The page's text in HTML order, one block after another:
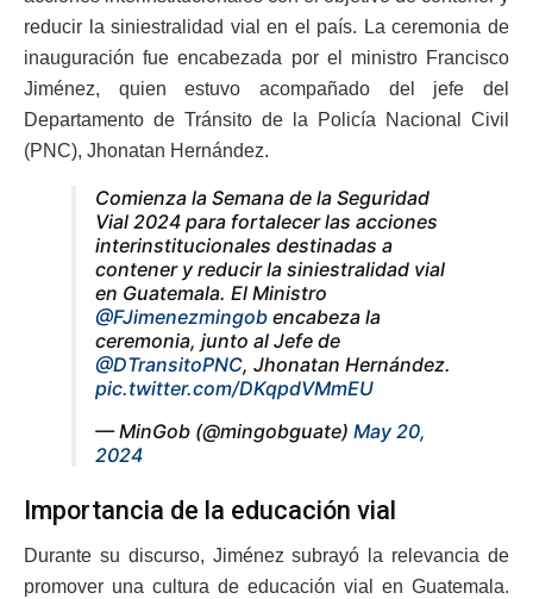
reducir la siniestralidad vial en el país. La ceremonia de
inauguración fue encabezada por el ministro Francisco
Jiménez, quien estuvo acompañado del jefe del
Departamento de Tránsito de la Policía Nacional Civil
(PNC), Jhonatan Hernández.
Comienza la Semana de la Seguridad
Vial 2024 para fortalecer las acciones
interinstitucionales destinadas a
contener y reducir la siniestralidad vial
en Guatemala. El Ministro
@FJimenezmingob encabeza la
ceremonia, junto al Jefe de
@DTransitoPNC, Jhonatan Hernández.
pic.twitter.com/DKqpdVMmEU
— MinGob (@mingobguate) May 20,
2024
Importancia de la educación vial
Durante su discurso, Jiménez subrayó la relevancia de
promover una cultura de educación vial en Guatemala.